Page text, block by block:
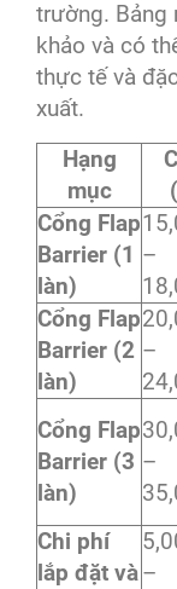
trường. Bảng
khảo và có
thực tế và
xuất.
Hạng
mục
Cổng Flap
Barrier (1
làn)
–
Cổng Flap
Barrier (2
làn)
–
Cổng Flap
Barrier (3
làn)
–
Chi phí
lắp đặt và–